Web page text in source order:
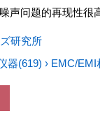
声问题的再现性很
研究所
器(619) › EMC/EMI